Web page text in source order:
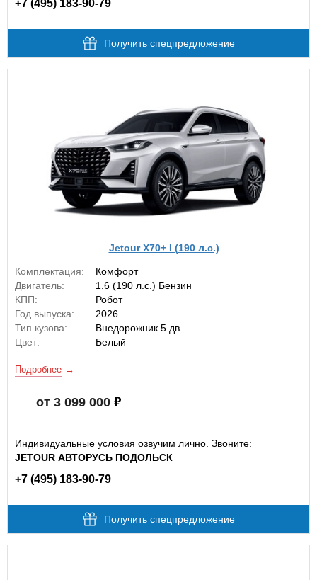
+7 (495) 183-90-79
Получить спецпредложение
Jetour X70+ I (190 л.с.)
Комплектация:
Комфорт
Двигатель:
1.6 (190 л.с.) Бензин
КПП:
Робот
Год выпуска:
2026
Тип кузова:
Внедорожник 5 дв.
Цвет:
Белый
Подробнее
от 3 099 000
Индивидуальные условия озвучим лично. Звоните:
JETOUR АВТОРУСЬ ПОДОЛЬСК
+7 (495) 183-90-79
Получить спецпредложение